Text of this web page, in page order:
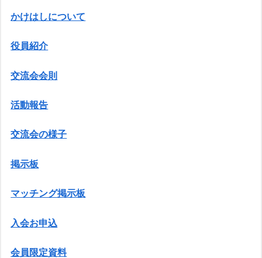
かけはしについて
役員紹介
交流会会則
活動報告
交流会の様子
掲示板
マッチング掲示板
入会お申込
会員限定資料